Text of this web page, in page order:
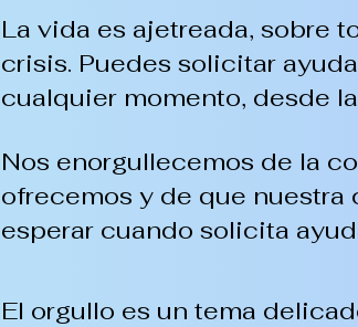
La vida es ajetreada, sobre
crisis. Puedes solicitar
cualquier momento, desde
Nos enorgullecemos de la
ofrecemos y de que nuestra
esperar cuando solicita
El orgullo es un tema